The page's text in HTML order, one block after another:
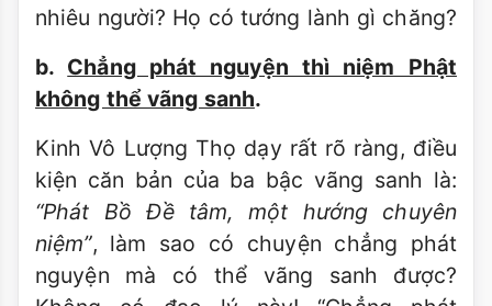
nhiêu người? Họ có tướng lành gì chăng?
b. Chẳng phát nguyện thì niệm Phật
không thể vãng sanh.
Kinh Vô Lượng Thọ dạy rất rõ ràng, điều
kiện căn bản của ba bậc vãng sanh là:
“Phát Bồ Ðề tâm, một hướng chuyên
niệm”, làm sao có chuyện chẳng phát
nguyện mà có thể vãng sanh được?